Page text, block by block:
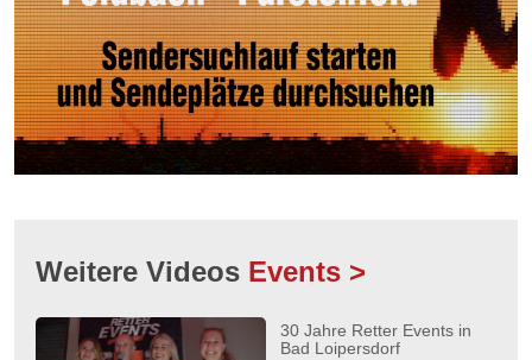
Weitere Videos Events >
30 Jahre Retter Events in
Bad Loipersdorf